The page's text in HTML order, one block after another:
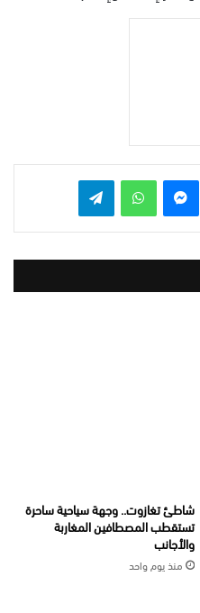
بينتيريست واتساب
شاطئ تغازوت.. وجهة سياحية ساحرة
تستقطب المصطافين المغاربة
والأجانب
منذ يوم واحد